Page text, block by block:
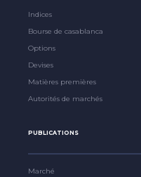
Indices
Bourse de casablanca
Options
Devises
Matières premières
Autorités de marchés
PUBLICATIONS
Marché